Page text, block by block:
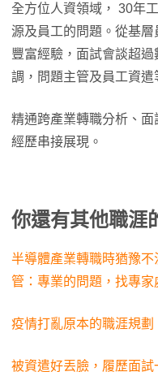
全方位人資領域， 30年
源及員工的問題。從基
豐富經驗，面試會談超
調，問題主管及員工資遣
精通跨產業轉職分析、面
經歷串接展現。
你還有其他職涯
半導體產業轉職時猶豫
管：專業的問題，找專家
疫情打亂原本的職涯規劃
被資遣好丟臉，履歷面試